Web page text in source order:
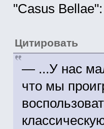
"Casus Bellae":
Цитировать
— ...У нас
что мы